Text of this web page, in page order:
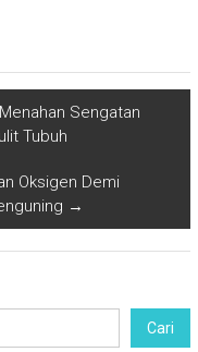
Sengatan
Tubuh
Oksigen Demi
→
Cari